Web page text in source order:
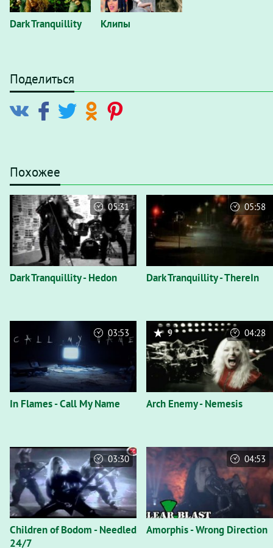
Dark Tranquillity Клипы
Поделиться
Похожее
Dark Tranquillity - Hedon
05:31
Dark Tranquillity - ThereIn
05:58
In Flames - Call My Name
03:53
Arch Enemy - Nemesis
9 04:28
Children of Bodom - Needled
24/7
03:30
Amorphis - Wrong Direction
04:53